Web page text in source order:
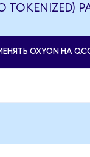
TOKENIZED)
OXYON НА